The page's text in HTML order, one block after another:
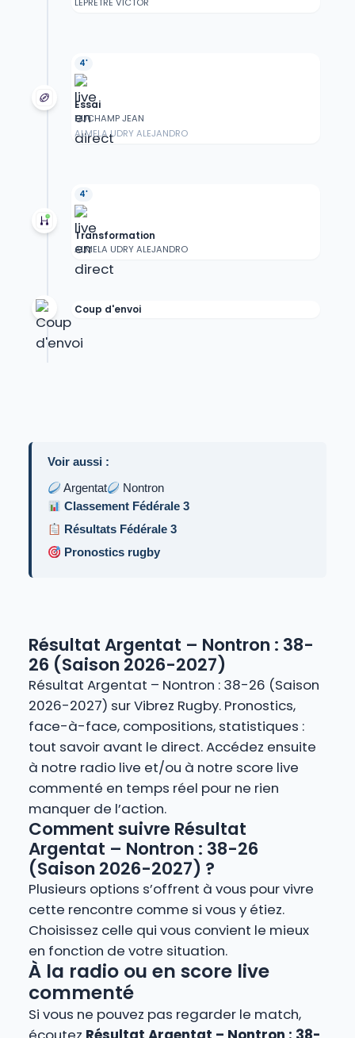
LEPRETRE VICTOR
4'
Essai
DUCHAMP JEAN
ALMELA UDRY ALEJANDRO
4'
Transformation
ALMELA UDRY ALEJANDRO
Coup d'envoi
Voir aussi :
Argentat
Nontron
Classement Fédérale 3
Résultats Fédérale 3
Pronostics rugby
Résultat Argentat – Nontron : 38-
26 (Saison 2026-2027)
Résultat Argentat – Nontron : 38-26 (Saison
2026-2027) sur Vibrez Rugby. Pronostics,
face-à-face, compositions, statistiques :
tout savoir avant le direct. Accédez ensuite
à notre radio live et/ou à notre score live
commenté en temps réel pour ne rien
manquer de l’action.
Comment suivre Résultat
Argentat – Nontron : 38-26
(Saison 2026-2027) ?
Plusieurs options s’offrent à vous pour vivre
cette rencontre comme si vous y étiez.
Choisissez celle qui vous convient le mieux
en fonction de votre situation.
À la radio ou en score live
commenté
Si vous ne pouvez pas regarder le match,